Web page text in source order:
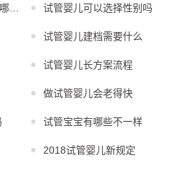
试管婴儿可以选择性别吗
试管婴儿建档需要什么
试管婴儿长方案流程
做试管婴儿会老得快
试管宝宝有哪些不一样
2018试管婴儿新规定